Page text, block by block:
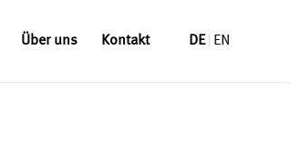
Über uns Kontakt DE EN